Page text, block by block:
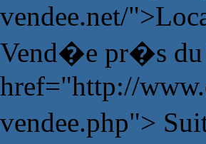
vendee.net/
Vend�e pr�s du
href="http://
vendee.php">